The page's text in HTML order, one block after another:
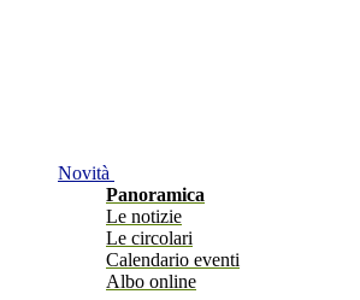
Novità
Panoramica
Le notizie
Le circolari
Calendario eventi
Albo online